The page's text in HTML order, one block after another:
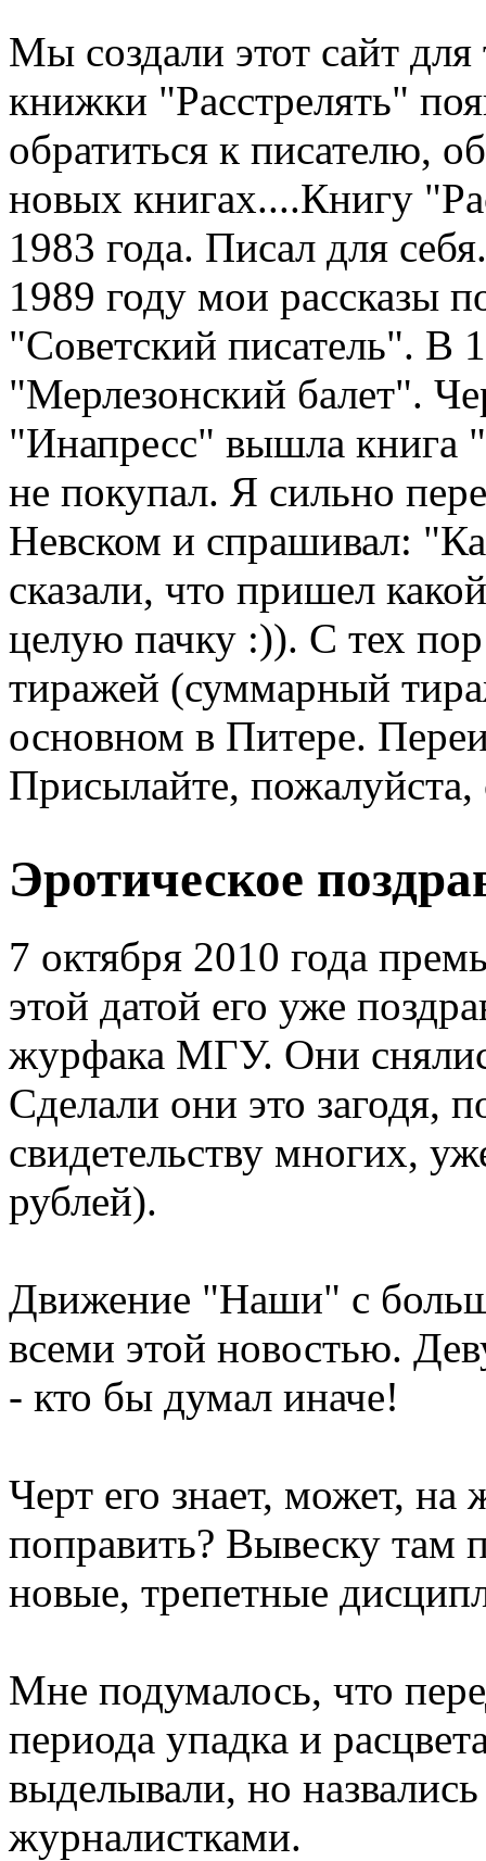
Мы создали этот сайт
книжки "Расстрелять"
обратиться к писателю,
новых книгах....Книгу
1983 года. Писал для
1989 году мои рассказы
"Советский писатель". В
"Мерлезонский балет".
"Инапресс" вышла книга
не покупал. Я сильно
Невском и спрашивал:
сказали, что пришел
целую пачку :)). С тех
тиражей (суммарный
основном в Питере.
Присылайте,
Эротическое
7 октября 2010 года
этой датой его уже
журфака МГУ. Они
Сделали они это загодя,
свидетельству многих,
рублей).
Движение "Наши" с
всеми этой новостью.
- кто бы думал иначе!
Черт его знает, может,
поправить? Вывеску там
новые, трепетные
Мне подумалось, что
периода упадка и
выделывали, но
журналистками.